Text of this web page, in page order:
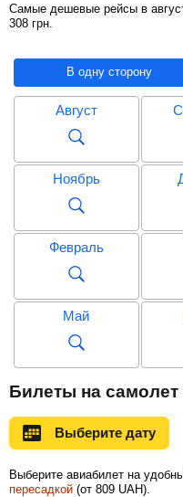
Самые дешевые рейсы в
308 грн
В одну сторону
Август
Ноябрь
Февраль
Май
Ноябрь
Билеты на
Выберите дату
Выберите авиабилет на
пересадкой (от 809 UAH).